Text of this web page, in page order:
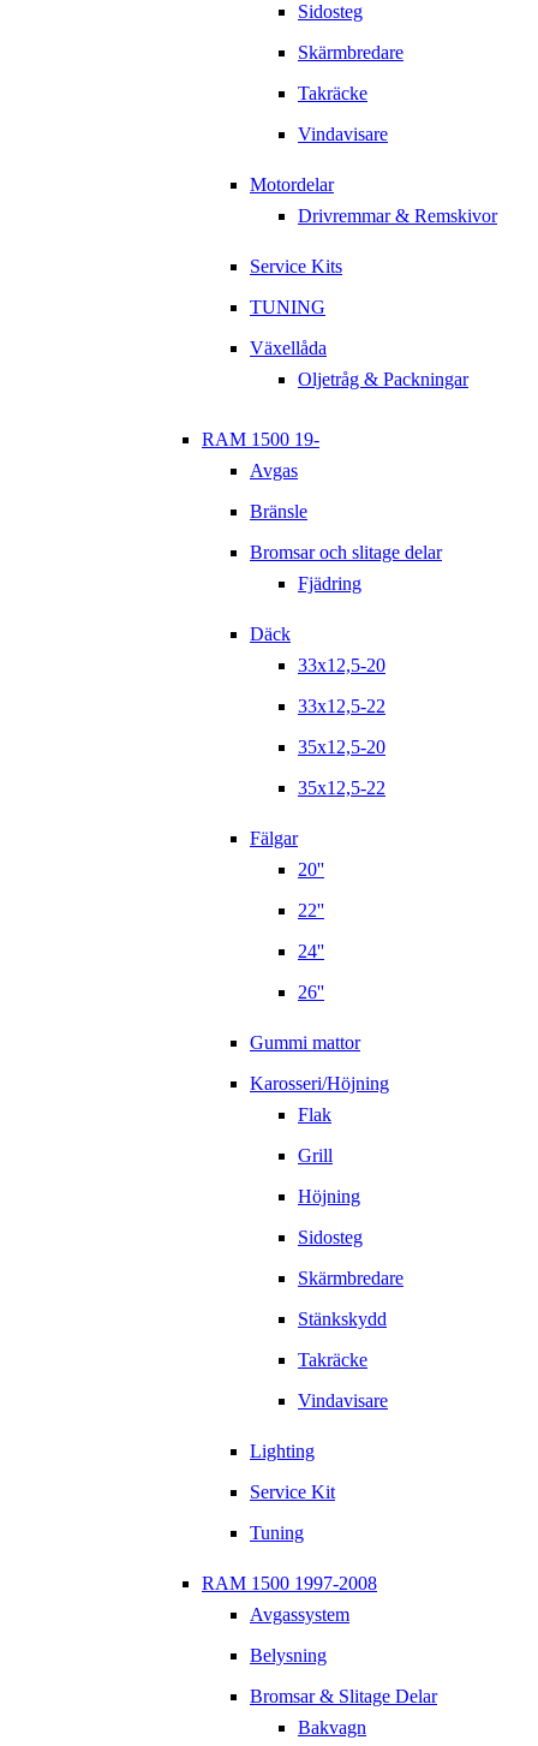
Sidosteg
Skärmbredare
Takräcke
Vindavisare
Motordelar
Drivremmar & Remskivor
Service Kits
TUNING
Växellåda
Oljetråg & Packningar
RAM 1500 19-
Avgas
Bränsle
Bromsar och slitage delar
Fjädring
Däck
33x12,5-20
33x12,5-22
35x12,5-20
35x12,5-22
Fälgar
20''
22''
24''
26''
Gummi mattor
Karosseri/Höjning
Flak
Grill
Höjning
Sidosteg
Skärmbredare
Stänkskydd
Takräcke
Vindavisare
Lighting
Service Kit
Tuning
RAM 1500 1997-2008
Avgassystem
Belysning
Bromsar & Slitage Delar
Bakvagn